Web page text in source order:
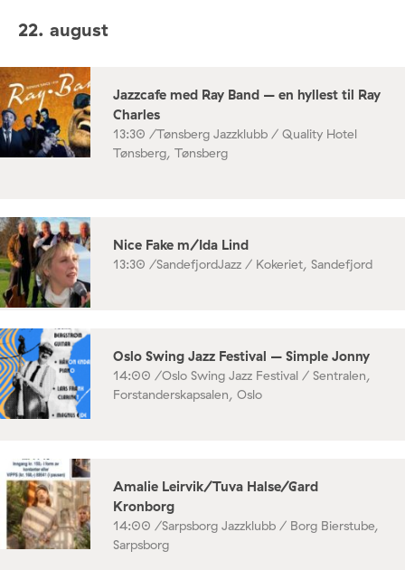
22. august
Jazzcafe med Ray Band – en hyllest til Ray
Charles
13:30 /Tønsberg Jazzklubb / Quality Hotel
Tønsberg, Tønsberg
Nice Fake m/Ida Lind
13:30 /SandefjordJazz / Kokeriet, Sandefjord
Oslo Swing Jazz Festival – Simple Jonny
14:00 /Oslo Swing Jazz Festival / Sentralen,
Forstanderskapsalen, Oslo
Amalie Leirvik/Tuva Halse/Gard
Kronborg
14:00 /Sarpsborg Jazzklubb / Borg Bierstube,
Sarpsborg